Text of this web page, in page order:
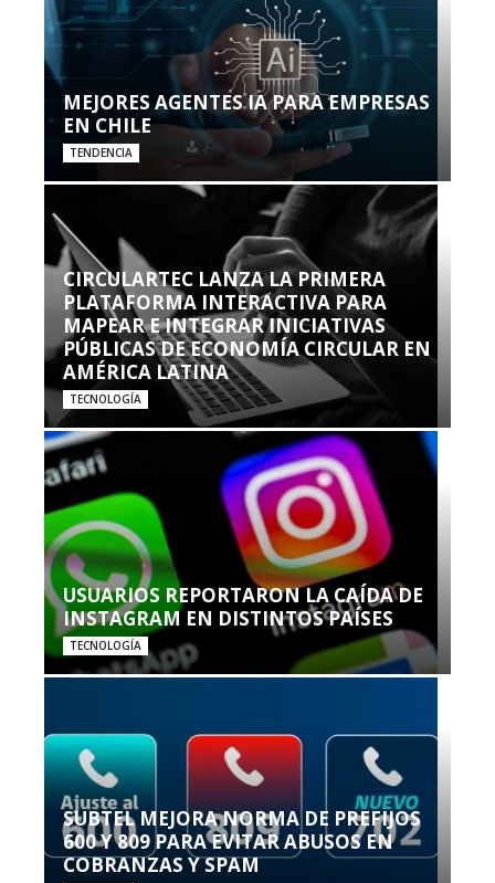
MEJORES AGENTES IA PARA EMPRESAS
EN CHILE
TENDENCIA
CIRCULARTEC LANZA LA PRIMERA
PLATAFORMA INTERACTIVA PARA
MAPEAR E INTEGRAR INICIATIVAS
PÚBLICAS DE ECONOMÍA CIRCULAR EN
AMÉRICA LATINA
TECNOLOGÍA
USUARIOS REPORTARON LA CAÍDA DE
INSTAGRAM EN DISTINTOS PAÍSES
TECNOLOGÍA
SUBTEL MEJORA NORMA DE PREFIJOS
600 Y 809 PARA EVITAR ABUSOS EN
COBRANZAS Y SPAM